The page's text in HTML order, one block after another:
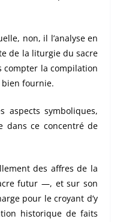
non, il l’analyse en
de la liturgie du sacre
compter la compilation
bien fournie.
symboliques,
dans ce concentré de
des affres de la
futur —, et sur son
pour le croyant d’y
historique de faits